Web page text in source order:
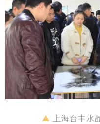
▲ 上海台丰水